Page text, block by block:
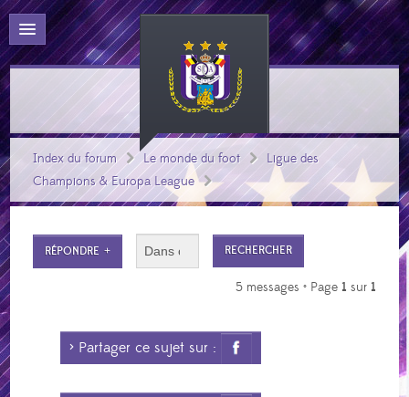
Index du forum Le monde du foot
Ligue des
Champions & Europa League
RÉPONDRE
5 messages • Page 1 sur 1
> Partager ce sujet sur :